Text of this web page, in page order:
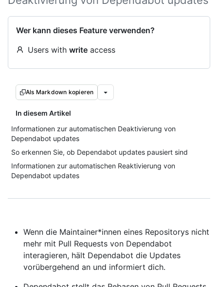
Wer kann dieses Feature verwenden?
Users with write access
Als Markdown kopieren
In diesem Artikel
Informationen zur automatischen Deaktivierung von
Dependabot updates
So erkennen Sie, ob Dependabot updates pausiert sind
Informationen zur automatischen Reaktivierung von
Dependabot updates
Wenn die Maintainer*innen eines Repositorys nicht
mehr mit Pull Requests von Dependabot
interagieren, hält Dependabot die Updates
vorübergehend an und informiert dich.